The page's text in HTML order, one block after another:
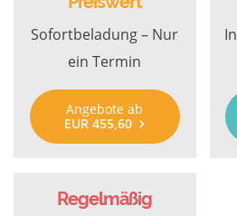
Sofortbeladung – Nur
ein Termin
Angebote ab
EUR 455,60
Regelmäßig